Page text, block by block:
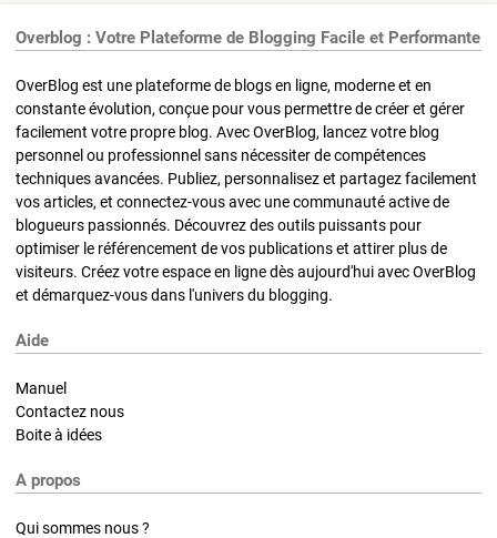
Overblog : Votre Plateforme de Blogging Facile et Performante
OverBlog est une plateforme de blogs en ligne, moderne et en
constante évolution, conçue pour vous permettre de créer et gérer
facilement votre propre blog. Avec OverBlog, lancez votre blog
personnel ou professionnel sans nécessiter de compétences
techniques avancées. Publiez, personnalisez et partagez facilement
vos articles, et connectez-vous avec une communauté active de
blogueurs passionnés. Découvrez des outils puissants pour
optimiser le référencement de vos publications et attirer plus de
visiteurs. Créez votre espace en ligne dès aujourd'hui avec OverBlog
et démarquez-vous dans l'univers du blogging.
Aide
Manuel
Contactez nous
Boite à idées
A propos
Qui sommes nous ?